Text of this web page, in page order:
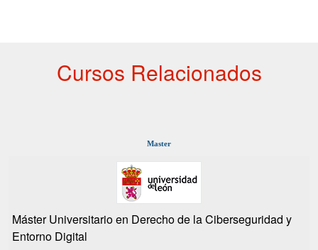
Cursos Relacionados
Master
Máster Universitario en Derecho de la Ciberseguridad y
Entorno Digital